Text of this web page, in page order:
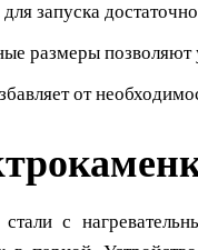
запуска
размеры позволяют
от
с